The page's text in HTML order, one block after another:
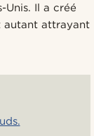
Unis. Il a créé
autant attrayant